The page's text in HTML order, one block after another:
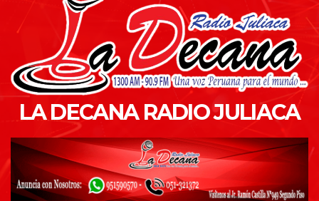
LA DECANA RADIO JULIACA